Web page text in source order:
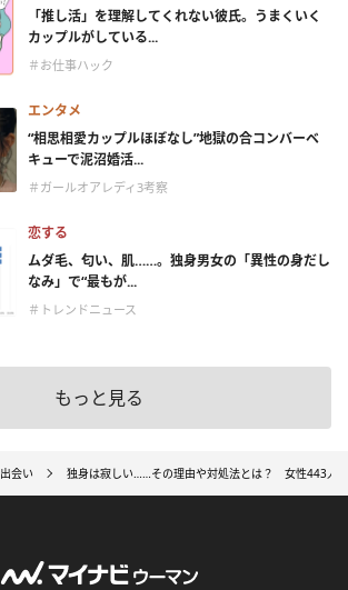
「推し活」を理解してくれない彼氏。うまくいく
カップルがしている...
＃お仕事ハック
エンタメ
“相思相愛カップルほぼなし”地獄の合コンバーベ
キューで泥沼婚活...
＃ガールオアレディ3考察
恋する
ムダ毛、匂い、肌……。独身男女の「異性の身だし
なみ」で“最もが...
＃トレンドニュース
もっと見る
出会い 独身は寂しい……その理由や対処法とは？ 女性443人